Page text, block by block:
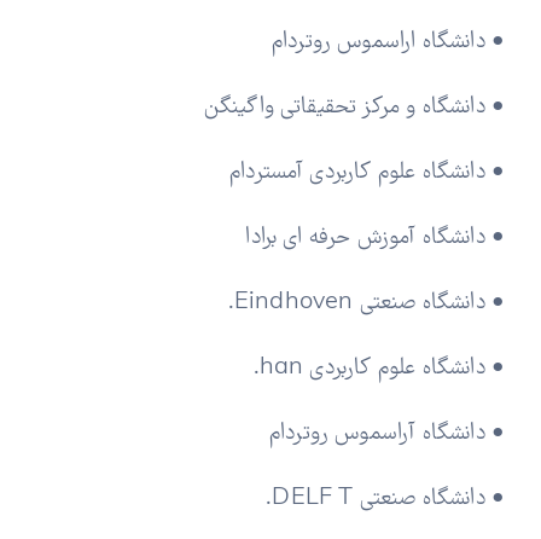
• دانشگاه اراسموس روتردام
• دانشگاه و مرکز تحقیقاتی واگینگن
• دانشگاه علوم کاربردی آمستردام
• دانشگاه آموزش حرفه ای برادا
• دانشگاه صنعتی Eindhoven.
• دانشگاه علوم کاربردی han.
• دانشگاه آراسموس روتردام
• دانشگاه صنعتی DELF T.